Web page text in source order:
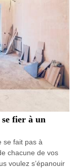
fier à un
se fait pas à
chacune de vos
voulez s’épanouir